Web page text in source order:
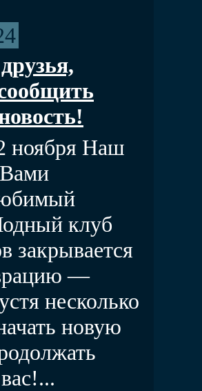
ноября Наш
клуб
закрывается
—
несколько
новую